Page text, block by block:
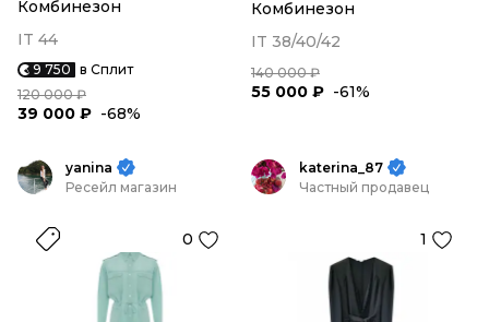
Комбинезон
IT 44
9 750 в Сплит
120 000 ₽
39 000 ₽ -68%
Комбинезон
IT 38/40/42
140 000 ₽
55 000 ₽ -61%
yanina
Ресейл магазин
0
katerina_87
Частный продавец
1